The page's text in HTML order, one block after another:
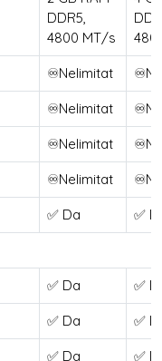
DDR5,
4800 MT/s
♾️Nelimitat
♾️Nelimitat
♾️Nelimitat
♾️Nelimitat
✅ Da ✅
✅ Da ✅
✅ Da ✅
✅ Da ✅